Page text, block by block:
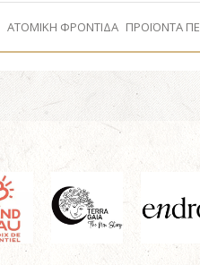
ΑΤΟΜΙΚΗ ΦΡΟΝΤΙΔΑ ΠΡΟΪΟΝΤΑ